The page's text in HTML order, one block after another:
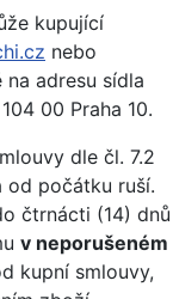
kupující
nebo
na adresu sídla
00 Praha 10.
dle čl. 7.2
od počátku ruší.
čtrnácti (14) dnů
v neporušeném
kupní smlouvy,